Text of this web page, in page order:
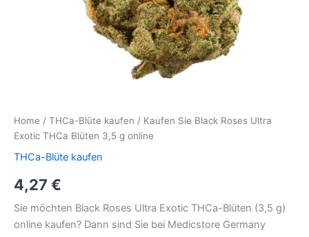
Home / THCa-Blüte kaufen / Kaufen Sie Black Roses Ultra
Exotic THCa Blüten 3,5 g online
THCa-Blüte kaufen
4,27 €
Sie möchten Black Roses Ultra Exotic THCa-Blüten (3,5 g)
online kaufen? Dann sind Sie bei Medicstore Germany